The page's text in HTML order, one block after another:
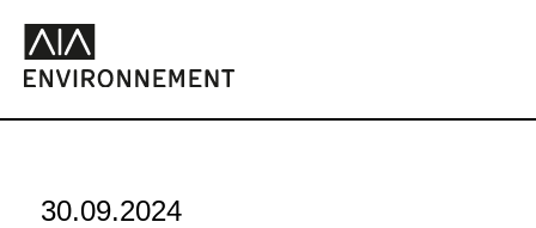
30.09.2024